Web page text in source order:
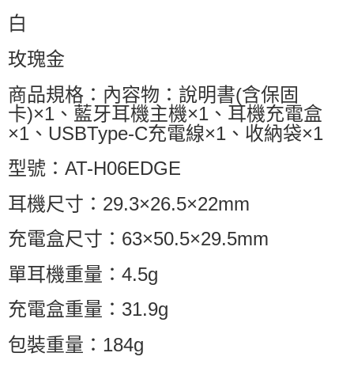
白
玫瑰金
商品規格：內容物：說明書(含保固
卡)×1、藍牙耳機主機×1、耳機充電盒
×1、USBType-C充電線×1、收納袋×1
型號：AT-H06EDGE
耳機尺寸：29.3×26.5×22mm
充電盒尺寸：63×50.5×29.5mm
單耳機重量：4.5g
充電盒重量：31.9g
包裝重量：184g